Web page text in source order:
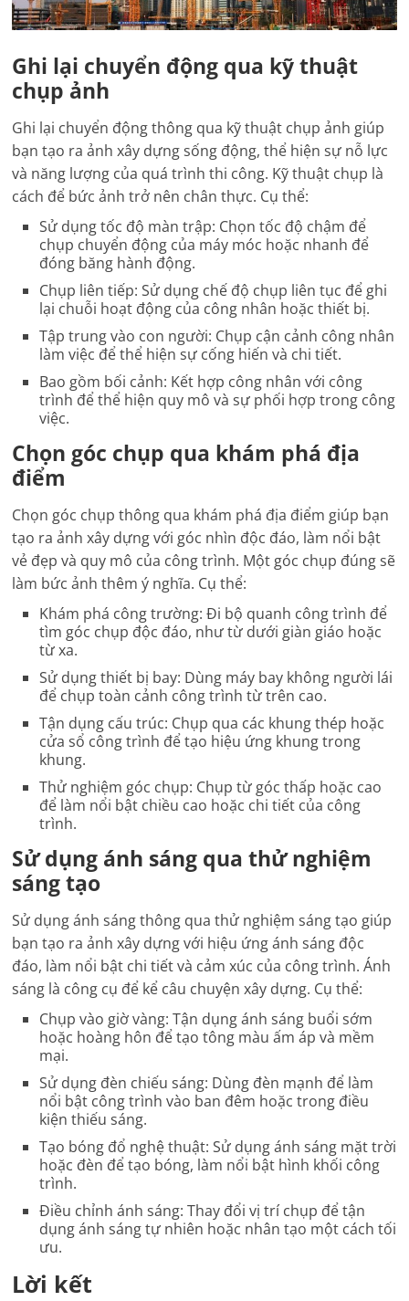
Ghi lại chuyển động qua kỹ thuật
chụp ảnh
Ghi lại chuyển động thông qua kỹ thuật chụp ảnh giúp
bạn tạo ra ảnh xây dựng sống động, thể hiện sự nỗ lực
và năng lượng của quá trình thi công. Kỹ thuật chụp là
cách để bức ảnh trở nên chân thực. Cụ thể:
Sử dụng tốc độ màn trập: Chọn tốc độ chậm để
chụp chuyển động của máy móc hoặc nhanh để
đóng băng hành động.
Chụp liên tiếp: Sử dụng chế độ chụp liên tục để ghi
lại chuỗi hoạt động của công nhân hoặc thiết bị.
Tập trung vào con người: Chụp cận cảnh công nhân
làm việc để thể hiện sự cống hiến và chi tiết.
Bao gồm bối cảnh: Kết hợp công nhân với công
trình để thể hiện quy mô và sự phối hợp trong công
việc.
Chọn góc chụp qua khám phá địa
điểm
Chọn góc chụp thông qua khám phá địa điểm giúp bạn
tạo ra ảnh xây dựng với góc nhìn độc đáo, làm nổi bật
vẻ đẹp và quy mô của công trình. Một góc chụp đúng sẽ
làm bức ảnh thêm ý nghĩa. Cụ thể:
Khám phá công trường: Đi bộ quanh công trình để
tìm góc chụp độc đáo, như từ dưới giàn giáo hoặc
từ xa.
Sử dụng thiết bị bay: Dùng máy bay không người lái
để chụp toàn cảnh công trình từ trên cao.
Tận dụng cấu trúc: Chụp qua các khung thép hoặc
cửa sổ công trình để tạo hiệu ứng khung trong
khung.
Thử nghiệm góc chụp: Chụp từ góc thấp hoặc cao
để làm nổi bật chiều cao hoặc chi tiết của công
trình.
Sử dụng ánh sáng qua thử nghiệm
sáng tạo
Sử dụng ánh sáng thông qua thử nghiệm sáng tạo giúp
bạn tạo ra ảnh xây dựng với hiệu ứng ánh sáng độc
đáo, làm nổi bật chi tiết và cảm xúc của công trình. Ánh
sáng là công cụ để kể câu chuyện xây dựng. Cụ thể:
Chụp vào giờ vàng: Tận dụng ánh sáng buổi sớm
hoặc hoàng hôn để tạo tông màu ấm áp và mềm
mại.
Sử dụng đèn chiếu sáng: Dùng đèn mạnh để làm
nổi bật công trình vào ban đêm hoặc trong điều
kiện thiếu sáng.
Tạo bóng đổ nghệ thuật: Sử dụng ánh sáng mặt trời
hoặc đèn để tạo bóng, làm nổi bật hình khối công
trình.
Điều chỉnh ánh sáng: Thay đổi vị trí chụp để tận
dụng ánh sáng tự nhiên hoặc nhân tạo một cách tối
ưu.
Lời kết